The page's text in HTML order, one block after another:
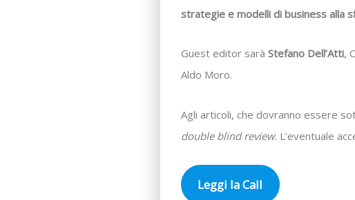
strategie e modelli di business alla
Guest editor sarà Stefano Dell’Atti,
Aldo Moro.
Agli articoli, che dovranno essere
double blind review. L’eventuale
Leggi la Call